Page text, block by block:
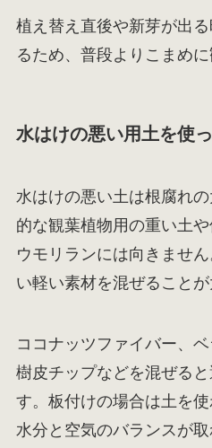
植え替え直後や新芽が出
るため、普段よりこまめに
水はけの悪い用土を使
水はけの悪い土は根腐れ
的な観葉植物用の重い土
ウモリランには向きませ
い軽い素材を混ぜることが
ココナッツファイバー、ベ
樹皮チップなどを混ぜる
す。板付けの場合は土を
水分と空気のバランスが